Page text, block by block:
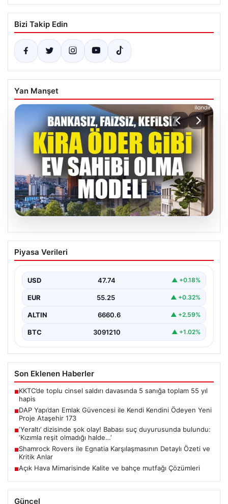
Bizi Takip Edin
Yan Manşet
DAP Yapı’dan Emlak Güvencesi ile Kendi
Kendini Ödeyen Yeni Proje Ataşehir 173
çeken DAP Gayrimenkul Geliştirme, müşterilerine
sunduğu yeni yaşam modeliyle…
Piyasa Verileri
USD 47.74 ▲ +0.18%
EUR 55.25 ▲ +0.32%
ALTIN 6660.6 ▲ +2.59%
BTC 3091210 ▲ +1.02%
Son Eklenen Haberler
■KKTC’de toplu cinsel saldırı davasında 5 sanığa toplam 55 yıl
hapis
■DAP Yapı’dan Emlak Güvencesi ile Kendi Kendini Ödeyen Yeni
Proje Ataşehir 173
■‘Yeraltı’ dizisinde şok olay! Babası suç duyurusunda bulundu:
‘Kızımla reşit olmadığı halde…’
■Shamrock Rovers ile Egnatia Karşılaşmasının Detaylı Özeti ve
Kritik Anlar
■Açık Hava Mimarisinde Kalite ve bahçe mutfağı Çözümleri
Güncel